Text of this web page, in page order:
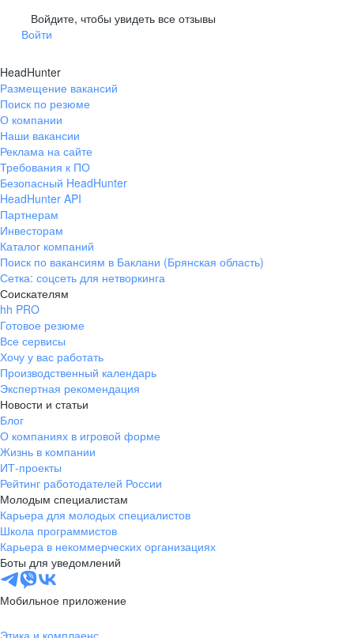
Войдите, чтобы увидеть все отзывы
Войти
HeadHunter
Размещение вакансий
Поиск по резюме
О компании
Наши вакансии
Реклама на сайте
Требования к ПО
Безопасный HeadHunter
HeadHunter API
Партнерам
Инвесторам
Каталог компаний
Поиск по вакансиям в Баклани (Брянская область)
Сетка: соцсеть для нетворкинга
Соискателям
hh PRO
Готовое резюме
Все сервисы
Хочу у вас работать
Производственный календарь
Экспертная рекомендация
Новости и статьи
Блог
О компаниях в игровой форме
Жизнь в компании
ИТ-проекты
Рейтинг работодателей России
Молодым специалистам
Карьера для молодых специалистов
Школа программистов
Карьера в некоммерческих организациях
Боты для уведомлений
Мобильное приложение